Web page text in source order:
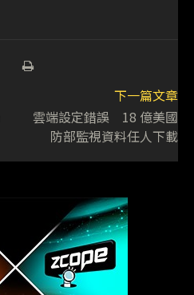
下一篇文章
雲端設定錯誤 18 億美國
防部監視資料任人下載